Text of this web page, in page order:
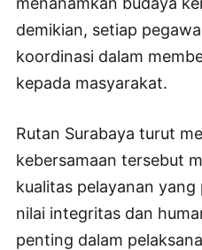
demikian, setiap
koordinasi dalam
kepada masyarakat.
Rutan Surabaya turut
kebersamaan tersebut
kualitas pelayanan
nilai integritas dan
penting dalam